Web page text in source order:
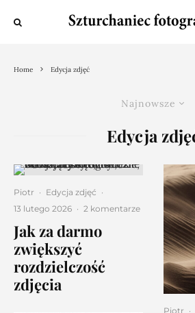
Home Edycja zdjęć
Najnowsze
Edycja
Piotr · Edycja zdjęć ·
13 lutego 2026 · 2 komentarze
Jak za darmo
zwiększyć
rozdzielczość
zdjęcia
Piotr ·